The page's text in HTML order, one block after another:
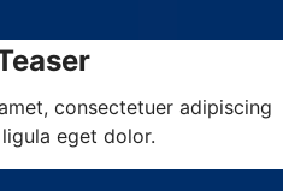
consectetuer adipiscing
eget dolor.